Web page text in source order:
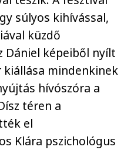
súlyos kihívással,
küzdő
Dániel képeiből nyílt
mindenkinek
hívószóra a
téren a
el
Klára pszichológus